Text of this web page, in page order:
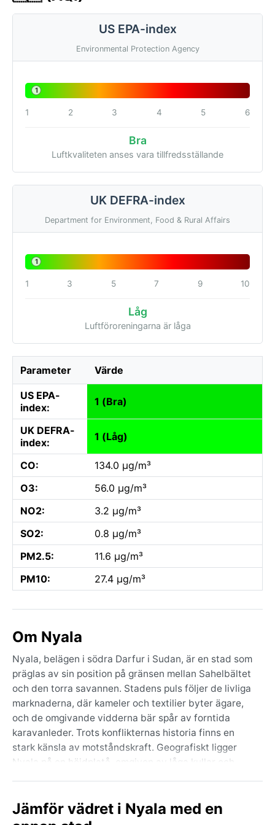
US EPA-index
Environmental Protection Agency
1
1 2 3 4 5 6
Bra
Luftkvaliteten anses vara tillfredsställande
UK DEFRA-index
Department for Environment, Food & Rural Affairs
1
1 3 5 7 9 10
Låg
Luftföroreningarna är låga
Parameter Värde
US EPA-
index:
1 (Bra)
UK DEFRA-
index:
1 (Låg)
CO:
134.0 µg/m³
O3:
56.0 µg/m³
NO2:
3.2 µg/m³
SO2:
0.8 µg/m³
PM2.5:
11.6 µg/m³
PM10:
27.4 µg/m³
Om Nyala
Nyala, belägen i södra Darfur i Sudan, är en stad som
präglas av sin position på gränsen mellan Sahelbältet
och den torra savannen. Stadens puls följer de livliga
marknaderna, där kameler och textilier byter ägare,
och de omgivande vidderna bär spår av forntida
karavanleder. Trots konflikternas historia finns en
stark känsla av motståndskraft. Geografiskt ligger
Nyala på en höjdplatå, omgiven av låga kullar och
skymtar i fjärran, en kontrast mot den annars flacka
horisonten.
Jämför vädret i Nyala med en